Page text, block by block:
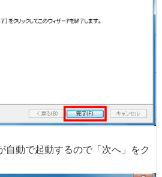
動で起動するので「次へ」をク